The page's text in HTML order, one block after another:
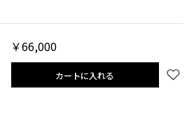
￥66,000
カートに入れる